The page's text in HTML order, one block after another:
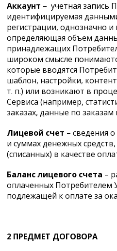
Аккаунт – учетная запись
идентифицируемая
регистрации, однозначно
определяющая объем
принадлежащих
широком смысле
которые вводятся
шаблон, настройки,
т. п.) или возникают в
Сервиса (например,
заказах, данные по заказам
Лицевой счет – сведения
и суммах денежных
(списанных) в качестве
Баланс лицевого счета –
оплаченных Потребителем
подлежащей к оплате за
2 ПРЕДМЕТ ДОГОВОРА